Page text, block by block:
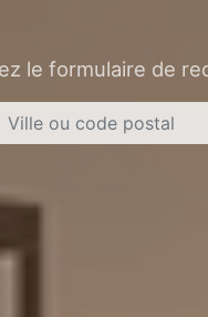
le formulaire de